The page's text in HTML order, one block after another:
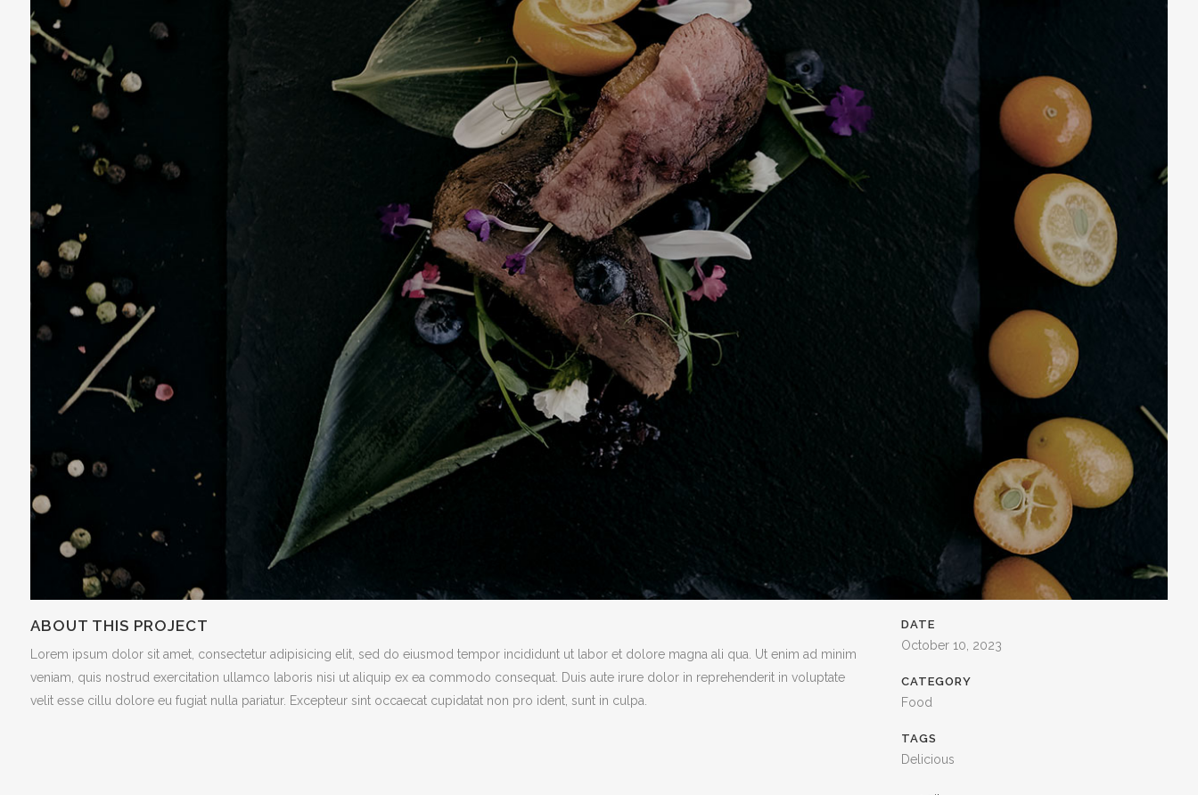
ABOUT THIS PROJECT
Lorem ipsum dolor sit amet, consectetur adipisicing elit, sed do eiusmod tempor incididunt ut labor et dolore magna ali qua. Ut enim ad minim
veniam, quis nostrud exercitation ullamco laboris nisi ut aliquip ex ea commodo consequat. Duis aute irure dolor in reprehenderit in voluptate
velit esse cillu dolore eu fugiat nulla pariatur. Excepteur sint occaecat cupidatat non pro ident, sunt in culpa.
DATE
October 10, 2023
CATEGORY
Food
TAGS
Delicious